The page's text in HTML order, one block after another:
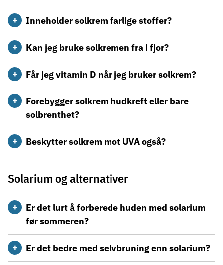
Inneholder solkrem farlige stoffer?
Kan jeg bruke solkremen fra i fjor?
Får jeg vitamin D når jeg bruker solkrem?
Forebygger solkrem hudkreft eller bare
solbrenthet?
Beskytter solkrem mot UVA også?
Solarium og alternativer
Er det lurt å forberede huden med solarium
før sommeren?
Er det bedre med selvbruning enn solarium?